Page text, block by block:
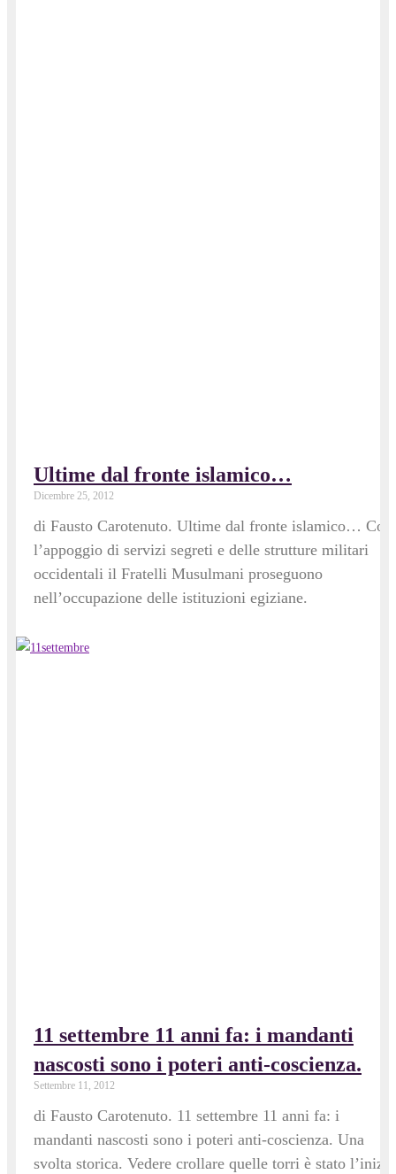
Ultime dal fronte islamico…
Dicembre 25, 2012
di Fausto Carotenuto. Ultime dal fronte islamico… Con
l’appoggio di servizi segreti e delle strutture militari
occidentali il Fratelli Musulmani proseguono
nell’occupazione delle istituzioni egiziane.
11 settembre 11 anni fa: i mandanti
nascosti sono i poteri anti-coscienza.
Settembre 11, 2012
di Fausto Carotenuto. 11 settembre 11 anni fa: i
mandanti nascosti sono i poteri anti-coscienza. Una
svolta storica. Vedere crollare quelle torri è stato l’inizio